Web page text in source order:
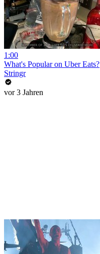
1:00
What's Popular on Uber Eats?
Stringr
vor 3 Jahren